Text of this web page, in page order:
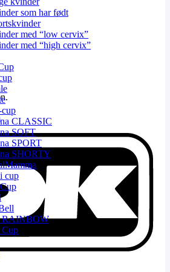
som har født
med “low cervix”
med “high cervix”
CLASSIC
SOFT
SPORT
SHORTY
cup
RAINBOW